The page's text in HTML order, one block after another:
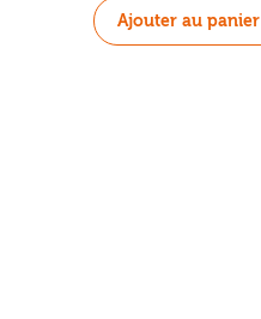
Ajouter au panier